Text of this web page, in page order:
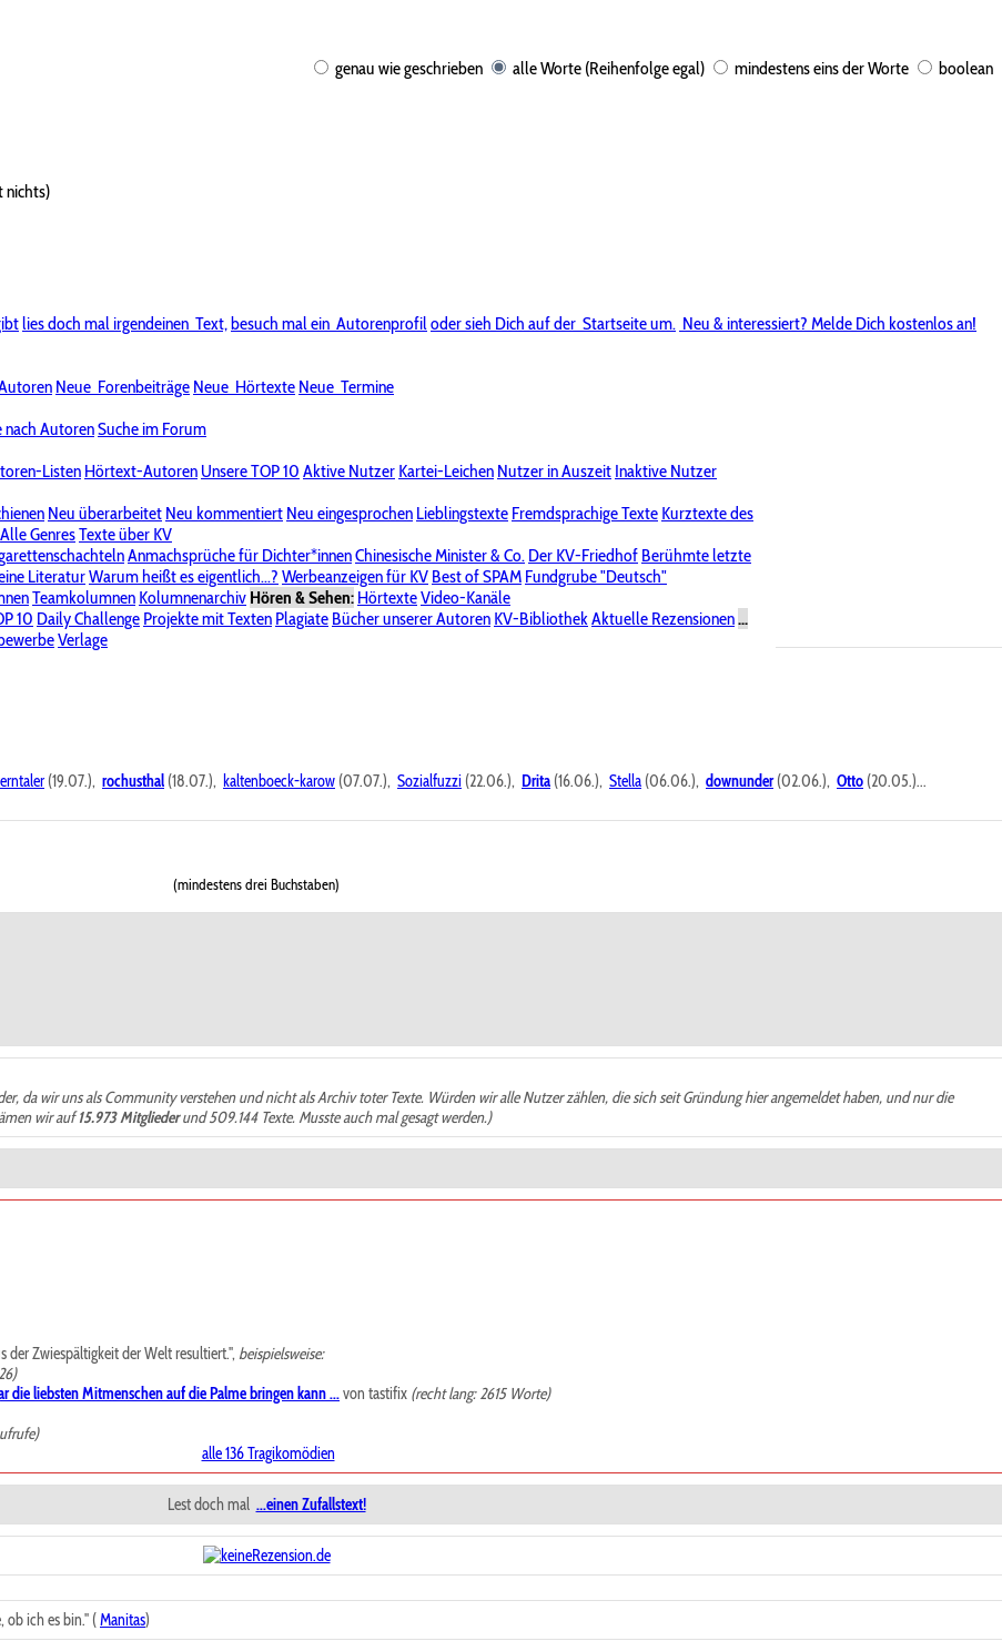
genau wie geschrieben alle Worte (Reihenfolge egal) mindestens eins der Worte boolean
nichts)
lies doch mal irgendeinen Text,besuch mal ein Autorenprofiloder sieh Dich auf der Startseite um. Neu & interessiert? Melde Dich kostenlos an!
Neue Forenbeiträge Neue Hörtexte Neue Termine
nach AutorenSuche im Forum
Listen Hörtext-Autoren Unsere TOP 10 Aktive Nutzer Kartei-Leichen Nutzer in Auszeit Inaktive Nutzer
Neu überarbeitet Neu kommentiert Neu eingesprochen Lieblingstexte Fremdsprachige Texte Kurztexte des
Alle GenresTexte über KV
Anmachsprüche für Dichter*innenChinesische Minister & Co. Der KV-Friedhof Berühmte letzte
LiteraturWarum heißt es eigentlich...? Werbeanzeigen für KV Best of SPAM Fundgrube "Deutsch"
Teamkolumnen Kolumnenarchiv Hören & Sehen: HörtexteVideo-Kanäle
10 Daily Challenge Projekte mit Texten Plagiate Bücher unserer Autoren KV-BibliothekAktuelle Rezensionen...
Verlage
Board"Bereich "Literatur & Schreiberei"
KV Unsere SpenderlisteAlle Wege führen zu KVPasswort vergessen?
StalkingDatenschutzerklärungImpressum
(19.07.), rochusthal (18.07.), kaltenboeck-karow (07.07.), Sozialfuzzi (22.06.), Drita (16.06.), Stella (06.06.), downunder(02.06.), Otto (20.05.)...
(mindestens drei Buchstaben)
da wir uns als Community verstehen und nicht als Archiv toter Texte. Würden wir alle Nutzer zählen, die sich seit Gründung hier angemeldet haben, und nur die
wir auf15.973 Mitgliederund 509.144 Texte. Musste auch mal gesagt werden.)
Zwiespältigkeit der Welt resultiert.",beispielsweise:
die liebsten Mitmenschen auf die Palme bringen kann ...von tastifix (recht lang: 2615 Worte)
alle 136 Tragikomödien
Lest doch mal ...einen Zufallstext!
ob ich es bin." (Manitas)